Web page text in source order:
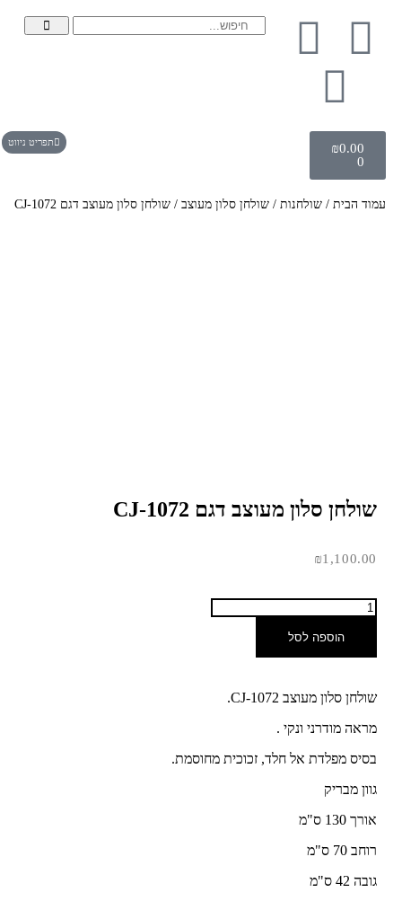
₪0.00
תפריט ניווט
עמוד הבית/ שולחנות/ שולחן סלון מעוצב/ שולחן סלון מעוצב דגם CJ-1072
שולחן סלון מעוצב דגם CJ-1072
₪ 1,100.00
הוספה לסל
שולחן סלון מעוצב CJ-1072.
מראה מודרני ונקי .
בסיס מפלדת אל חלד, זכוכית מחוסמת.
גוון מבריק
אורך 130 ס"מ
רוחב 70 ס"מ
גובה 42 ס"מ